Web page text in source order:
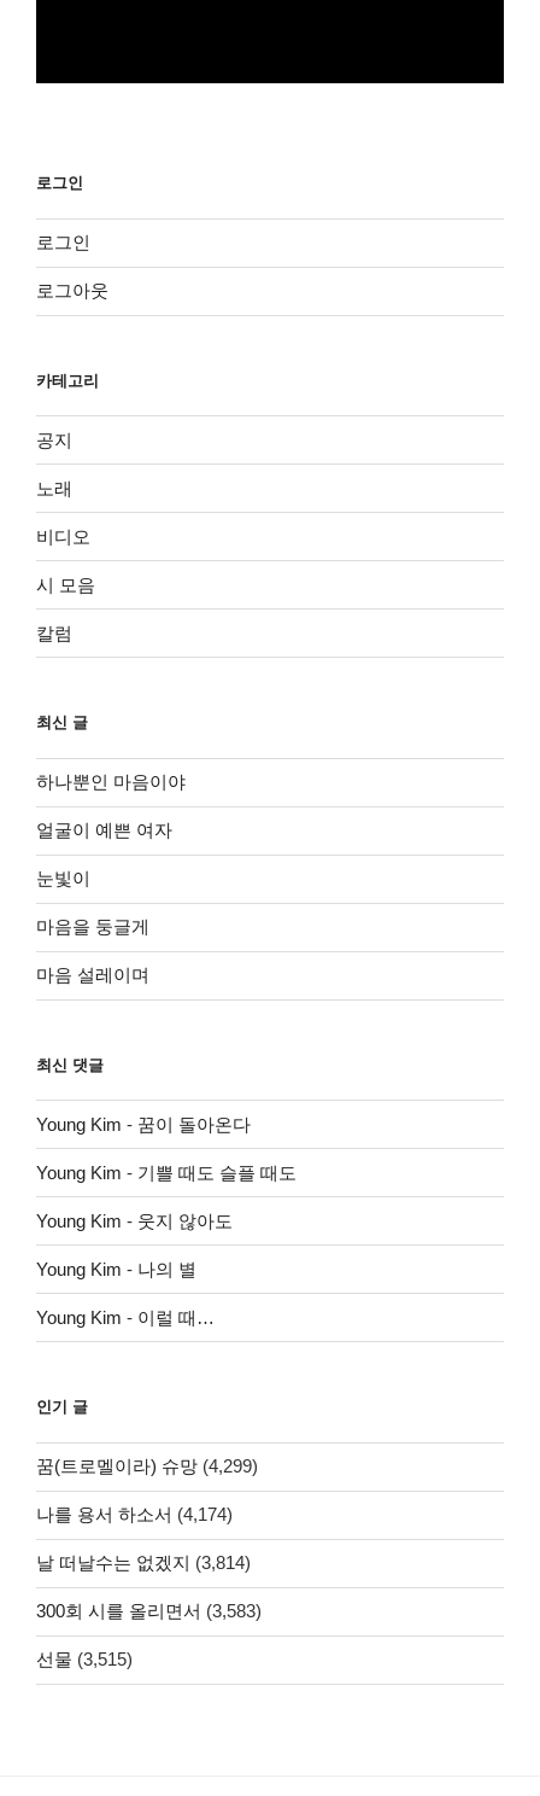
로그인
로그인
로그아웃
카테고리
공지
노래
비디오
시 모음
칼럼
최신 글
하나뿐인 마음이야
얼굴이 예쁜 여자
눈빛이
마음을 둥글게
마음 설레이며
최신 댓글
Young Kim - 꿈이 돌아온다
Young Kim - 기쁠 때도 슬플 때도
Young Kim - 웃지 않아도
Young Kim - 나의 별
Young Kim - 이럴 때…
인기 글
꿈(트로멜이라) 슈망 (4,299)
나를 용서 하소서 (4,174)
날 떠날수는 없겠지 (3,814)
300회 시를 올리면서 (3,583)
선물 (3,515)